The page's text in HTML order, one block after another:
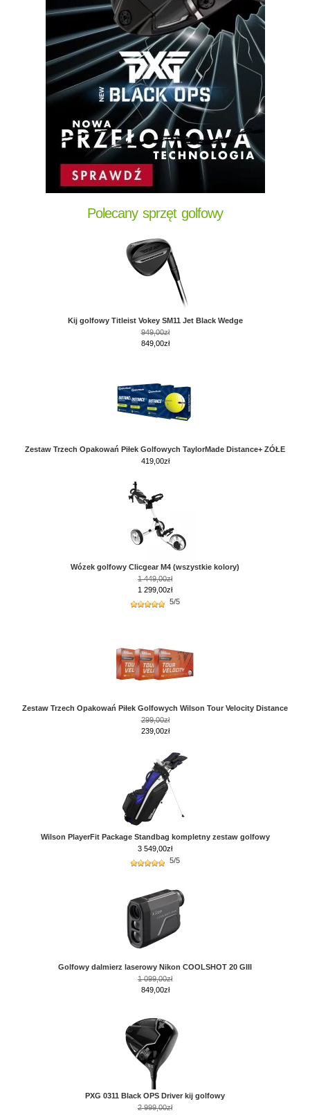
Polecany sprzęt golfowy
Kij golfowy Titleist Vokey SM11 Jet Black Wedge
949,00zł
849,00zł
Zestaw Trzech Opakowań Piłek Golfowych TaylorMade Distance+ ZÓŁE
419,00zł
Wózek golfowy Clicgear M4 (wszystkie kolory)
1 449,00zł
1 299,00zł
5/5
Zestaw Trzech Opakowań Piłek Golfowych Wilson Tour Velocity Distance
299,00zł
239,00zł
Wilson PlayerFit Package Standbag kompletny zestaw golfowy
3 549,00zł
5/5
Golfowy dalmierz laserowy Nikon COOLSHOT 20 GIII
1 099,00zł
849,00zł
PXG 0311 Black OPS Driver kij golfowy
2 999,00zł